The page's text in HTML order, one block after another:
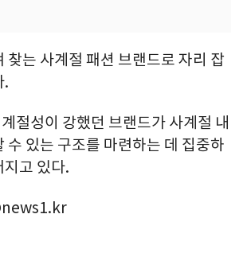
찾는 사계절 패션 브랜드로 자리 잡
.
절성이 강했던 브랜드가 사계절 내
수 있는 구조를 마련하는 데 집중하
지고 있다.